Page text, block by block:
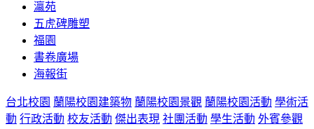
瀛苑
五虎碑雕塑
福園
書卷廣場
海報街
台北校園 蘭陽校園建築物 蘭陽校園景觀 蘭陽校園活動 學術活
動 行政活動 校友活動 傑出表現 社團活動 學生活動 外賓參觀